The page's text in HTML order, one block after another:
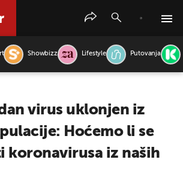
Showbizz Lifestyle Putovanja
virus uklonjen iz
Hoćemo li se
koronavirusa iz naših